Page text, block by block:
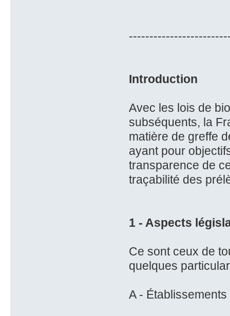
Introduction
Avec les lois de
subséquents, la
matière de greffe
ayant pour
transparence de
traçabilité des
1 - Aspects
Ce sont ceux de
quelques
A -